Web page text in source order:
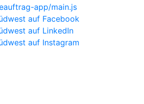
app/main.js
auf Facebook
auf LinkedIn
auf Instagram